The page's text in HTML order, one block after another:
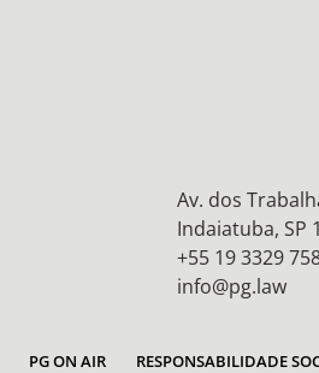
Av. dos
Indaiatuba, SP
+55 19 3329
info@pg.law
PG ON AIR RESPONSABILIDADE